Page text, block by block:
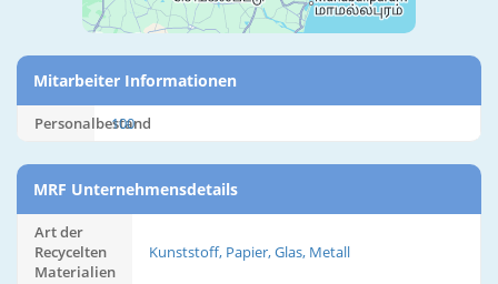
Mitarbeiter Informationen
Personalbestand
100
MRF Unternehmensdetails
Art der
Recycelten
Materialien
Kunststoff, Papier, Glas, Metall